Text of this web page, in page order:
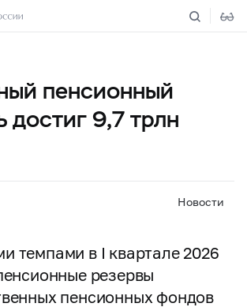
пенсионный
достиг 9,7 трлн
Новости
темпами в I квартале 2026
резервы
пенсионных фондов